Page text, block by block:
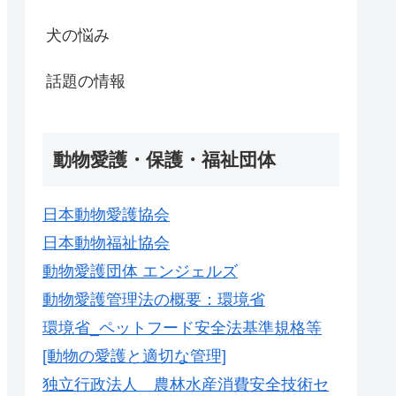
犬の悩み
話題の情報
動物愛護・保護・福祉団体
日本動物愛護協会
日本動物福祉協会
動物愛護団体 エンジェルズ
動物愛護管理法の概要：環境省
環境省_ペットフード安全法基準規格等
[動物の愛護と適切な管理]
独立行政法人 農林水産消費安全技術セ